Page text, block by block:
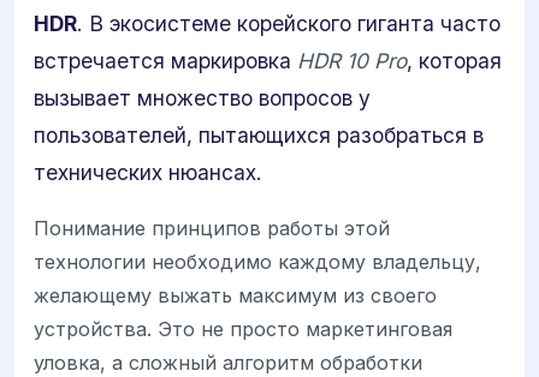
HDR. В экосистеме корейского гиганта часто
встречается маркировка HDR 10 Pro, которая
вызывает множество вопросов у
пользователей, пытающихся разобраться в
технических нюансах.
Понимание принципов работы этой
технологии необходимо каждому владельцу,
желающему выжать максимум из своего
устройства. Это не просто маркетинговая
уловка, а сложный алгоритм обработки